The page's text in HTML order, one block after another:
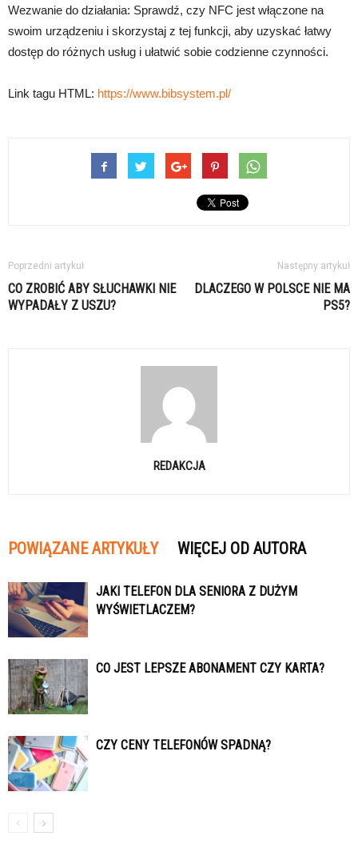
Wezwanie do działania: Sprawdź, czy NFC jest włączone na
swoim urządzeniu i skorzystaj z tej funkcji, aby uzyskać łatwy
dostęp do różnych usług i ułatwić sobie codzienne czynności.
Link tagu HTML: https://www.bibsystem.pl/
Poprzedni artykuł
CO ZROBIĆ ABY SŁUCHAWKI NIE
WYPADAŁY Z USZU?
Następny artykuł
DLACZEGO W POLSCE NIE MA
PS5?
REDAKCJA
POWIĄZANE ARTYKUŁY WIĘCEJ OD AUTORA
JAKI TELEFON DLA SENIORA Z DUŻYM
WYŚWIETLACZEM?
CO JEST LEPSZE ABONAMENT CZY KARTA?
CZY CENY TELEFONÓW SPADNĄ?